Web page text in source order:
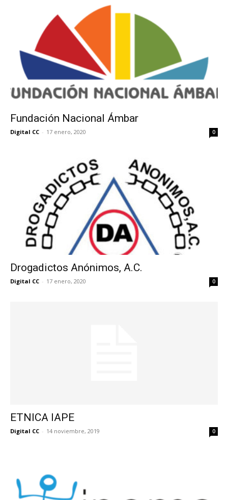
Fundación Nacional Ámbar
Digital CC - 17 enero, 2020 0
Drogadictos Anónimos, A.C.
Digital CC - 17 enero, 2020 0
ETNICA IAPE
Digital CC - 14 noviembre, 2019 0